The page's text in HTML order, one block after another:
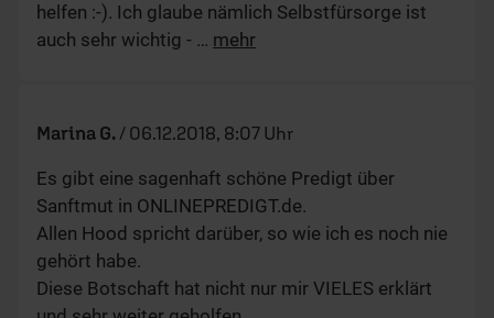
helfen :-). Ich glaube nämlich Selbstfürsorge ist
auch sehr wichtig - … mehr
Marina G. / 06.12.2018, 8:07 Uhr
Es gibt eine sagenhaft schöne Predigt über
Sanftmut in ONLINEPREDIGT.de.
Allen Hood spricht darüber, so wie ich es noch nie
gehört habe.
Diese Botschaft hat nicht nur mir VIELES erklärt